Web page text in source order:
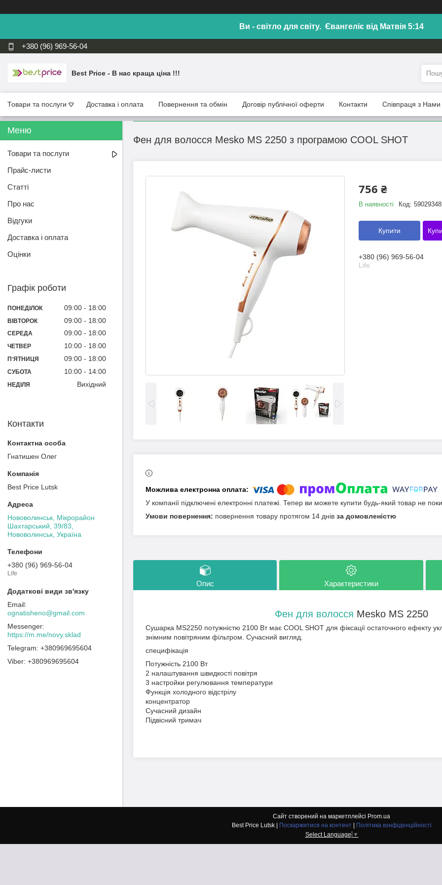
Ви - світло для світу. Євангеліє від Матвія 5:14
+380 (96) 969-56-04
Best Price - В нас краща ціна !!!
Товари та послуги Доставка і оплата Повернення та обмін Договір публічної оферти Контакти Співпраця з Нами
Фен для волосся Mesko MS 2250 з програмою COOL SHOT
756 ₴
В наявності Код:
Купити
+380 (96) 969-56-04
Life
У компанії підключені електронні платежі. Тепер ви можете купити будь-який товар не
повернення товару протягом 14 днів за домовленістю
Опис Характеристики
Фен для волосся Mesko MS 2250
Сушарка MS2250 потужністю 2100 Вт має COOL SHOT для фіксації остаточного ефекту
знімним повітряним фільтром. Сучасний вигляд.
специфікація
Потужність 2100 Вт
2 налаштування швидкості повітря
3 настройки регулювання температури
Функція холодного відстрілу
концентратор
Сучасний дизайн
Підвісний тримач
Товари та послуги
Прайс-листи
Статті
Про нас
Відгуки
Доставка і оплата
Оцінки
Графік роботи
ПОНЕДІЛОК 09:00 18:00
ВІВТОРОК 09:00 18:00
СЕРЕДА 09:00 18:00
ЧЕТВЕР 10:00 18:00
ПʼЯТНИЦЯ 09:00 18:00
СУБОТА 10:00 14:00
НЕДІЛЯ Вихідний
Контакти
Гнатишен Олег
Best Price Lutsk
Нововолинськ, Мікрорайон
Шахтарський, 39/83,
Нововолинськ, Україна
+380 (96) 969-56-04
Life
ognatisheno@gmail.com
https://m.me/novy.sklad
+380969695604
+380969695604
Сайт створений на маркетплейсі Prom.ua
Best Price Lutsk | Поскаржитися на контент | Політика конфіденційності
Select Language ▼